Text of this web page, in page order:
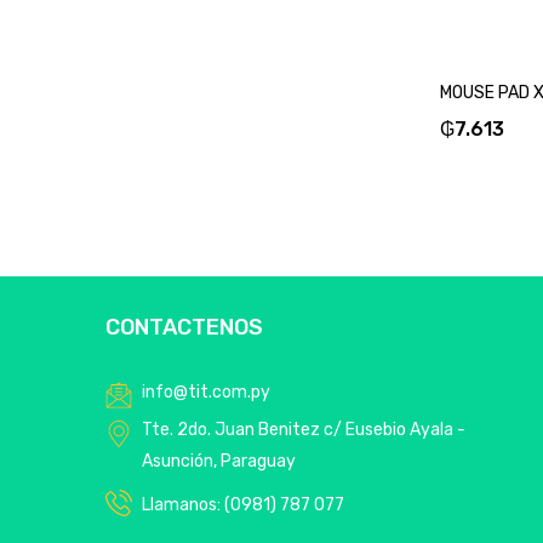
₲7.613
CONTACTENOS
info@tit.com.py
Tte. 2do. Juan Benitez c/ Eusebio Ayala -
Asunción, Paraguay
Llamanos: (0981) 787 077